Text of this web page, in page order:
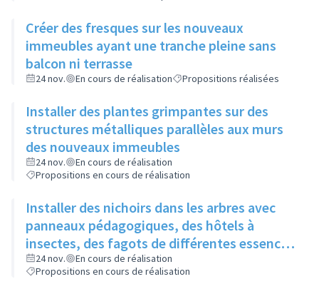
Créer des fresques sur les nouveaux
immeubles ayant une tranche pleine sans
balcon ni terrasse
24 nov. En cours de réalisation Propositions réalisées
Installer des plantes grimpantes sur des
structures métalliques parallèles aux murs
des nouveaux immeubles
24 nov.
En cours de réalisation
Propositions en cours de réalisation
Installer des nichoirs dans les arbres avec
panneaux pédagogiques, des hôtels à
insectes, des fagots de différentes essences
pour stimuler la biodiversité sur la place du
Château à la Roue
24 nov.
En cours de réalisation
Propositions en cours de réalisation